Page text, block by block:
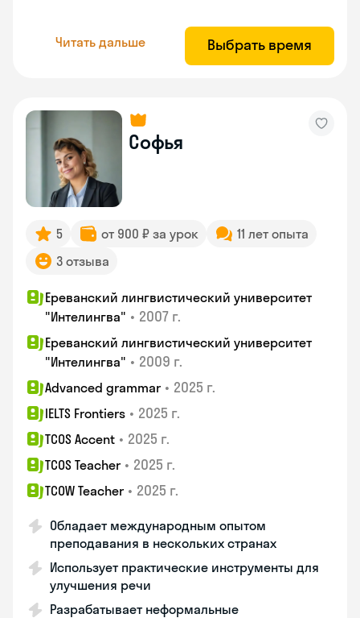
Читать дальше Выбрать время
Софья
5 от 900 ₽ за урок
11 лет опыта
3 отзыва
Ереванский лингвистический университет
"Интелингва" • 2007 г.
Ереванский лингвистический университет
"Интелингва" • 2009 г.
Advanced grammar • 2025 г.
IELTS Frontiers • 2025 г.
TCOS Accent • 2025 г.
TCOS Teacher • 2025 г.
TCOW Teacher • 2025 г.
Обладает международным опытом
преподавания в нескольких странах
Использует практические инструменты для
улучшения речи
Разрабатывает неформальные